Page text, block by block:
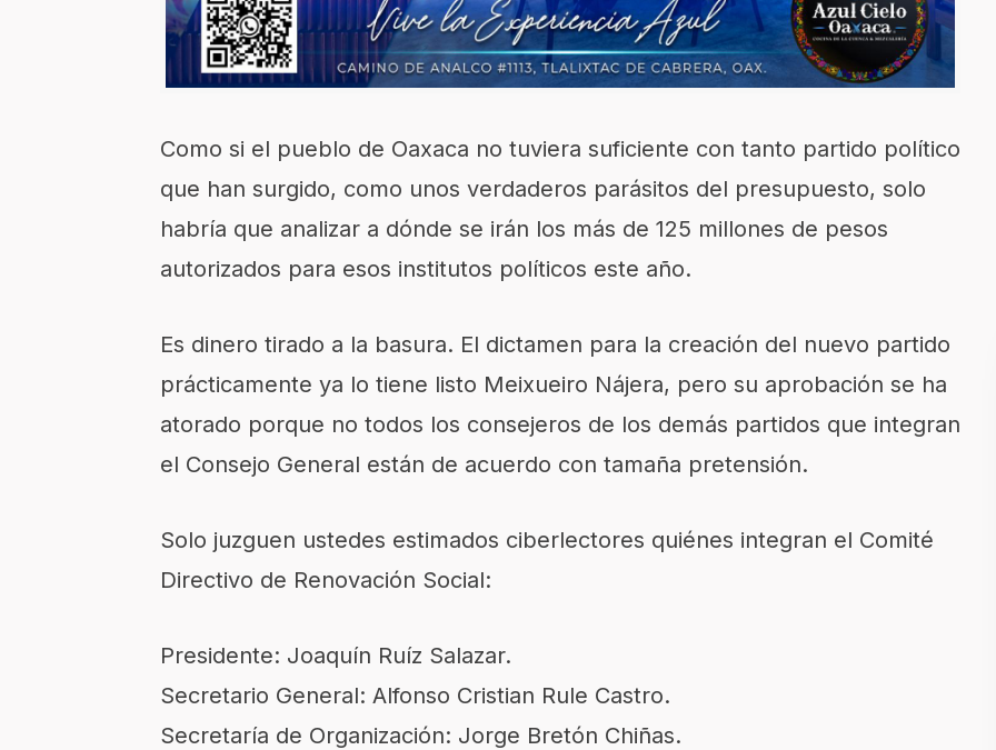
Como si el pueblo de Oaxaca no tuviera suficiente con tanto partido político
que han surgido, como unos verdaderos parásitos del presupuesto, solo
habría que analizar a dónde se irán los más de 125 millones de pesos
autorizados para esos institutos políticos este año.
Es dinero tirado a la basura. El dictamen para la creación del nuevo partido
prácticamente ya lo tiene listo Meixueiro Nájera, pero su aprobación se ha
atorado porque no todos los consejeros de los demás partidos que integran
el Consejo General están de acuerdo con tamaña pretensión.
Solo juzguen ustedes estimados ciberlectores quiénes integran el Comité
Directivo de Renovación Social:
Presidente: Joaquín Ruíz Salazar.
Secretario General: Alfonso Cristian Rule Castro.
Secretaría de Organización: Jorge Bretón Chiñas.